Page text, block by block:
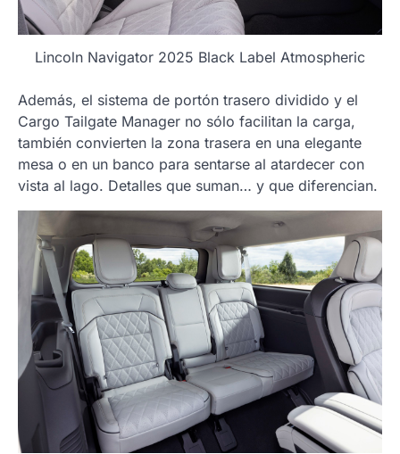
Lincoln Navigator 2025 Black Label Atmospheric
Además, el sistema de portón trasero dividido y el
Cargo Tailgate Manager no sólo facilitan la carga,
también convierten la zona trasera en una elegante
mesa o en un banco para sentarse al atardecer con
vista al lago. Detalles que suman… y que diferencian.